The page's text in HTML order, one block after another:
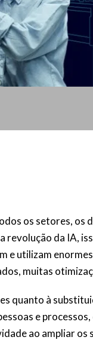
os setores, os
revolução da IA,
e utilizam
muitas
quanto à
e
ao ampliar os